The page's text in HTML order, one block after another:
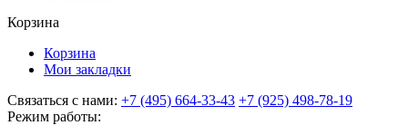
Корзина
Корзина
Мои закладки
Связаться с нами: +7 (495) 664-33-43 +7 (925) 498-78-19
Режим работы: